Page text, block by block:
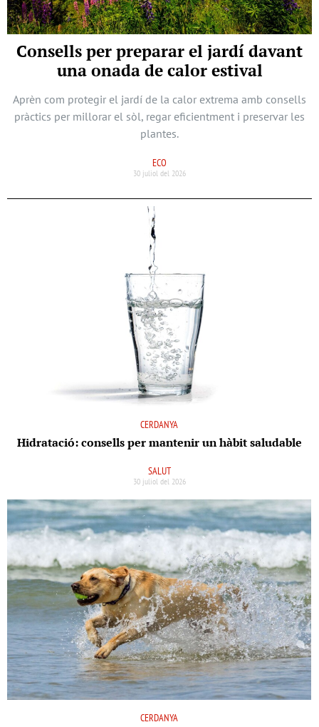
Consells per preparar el jardí davant
una onada de calor estival
Aprèn com protegir el jardí de la calor extrema amb consells
pràctics per millorar el sòl, regar eficientment i preservar les
plantes.
ECO
30 juliol del 2026
CERDANYA
Hidratació: consells per mantenir un hàbit saludable
SALUT
30 juliol del 2026
CERDANYA